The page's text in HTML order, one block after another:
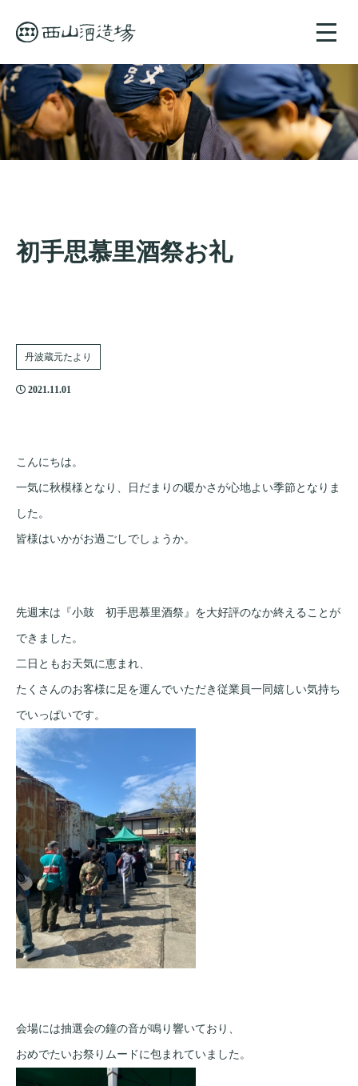
toggle
初手思慕里酒祭お礼
丹波蔵元たより
2021.11.01
こんにちは。
一気に秋模様となり、日だまりの暖かさが心地よい季節となりま
した。
皆様はいかがお過ごしでしょうか。
先週末は『小鼓 初手思慕里酒祭』を大好評のなか終えることが
できました。
二日ともお天気に恵まれ、
たくさんのお客様に足を運んでいただき従業員一同嬉しい気持ち
でいっぱいです。
会場には抽選会の鐘の音が鳴り響いており、
おめでたいお祭りムードに包まれていました。